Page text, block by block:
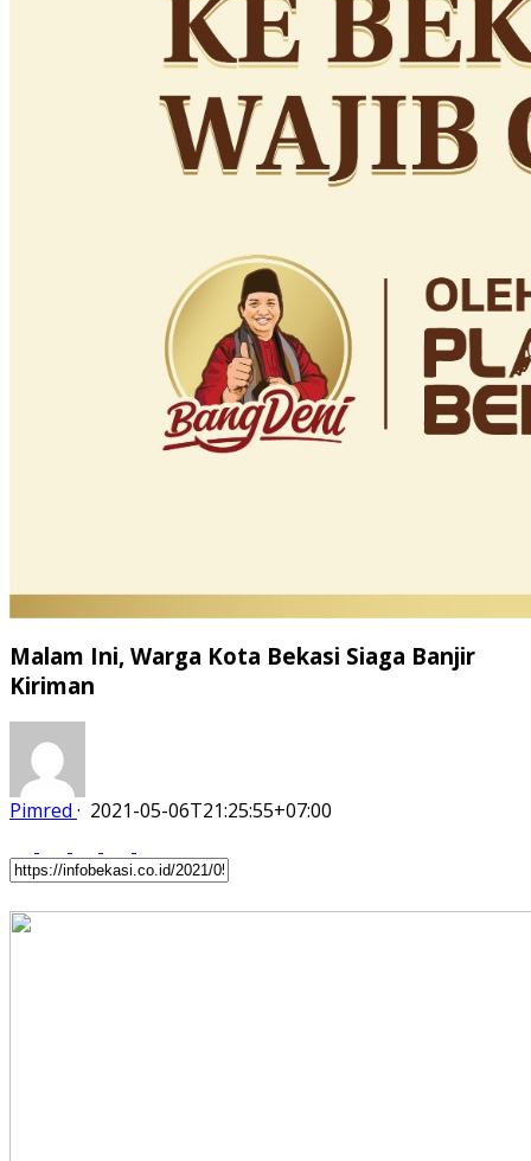
Malam Ini, Warga Kota Bekasi Siaga Banjir
Kiriman
Pimred · 2021-05-06T21:25:55+07:00